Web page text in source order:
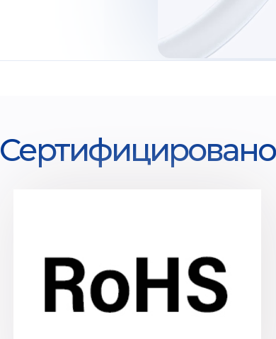
Сертифицировано
соответствие товаров директиве
Restriction of Hazardous Substances,
которая действует с 2006 года и